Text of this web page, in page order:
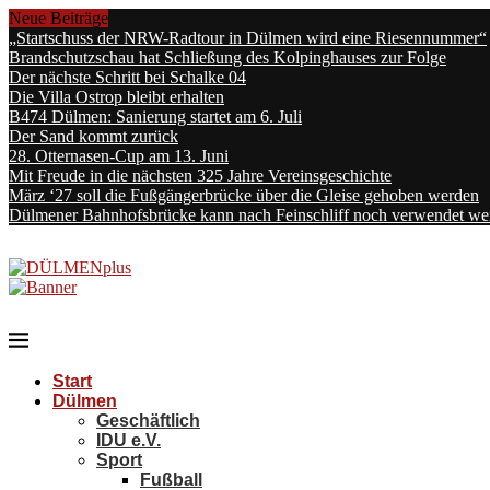
Neue Beiträge
„Startschuss der NRW-Radtour in Dülmen wird eine Riesennummer“
Brandschutzschau hat Schließung des Kolpinghauses zur Folge
Der nächste Schritt bei Schalke 04
Die Villa Ostrop bleibt erhalten
B474 Dülmen: Sanierung startet am 6. Juli
Der Sand kommt zurück
28. Otternasen-Cup am 13. Juni
Mit Freude in die nächsten 325 Jahre Vereinsgeschichte
März ‘27 soll die Fußgängerbrücke über die Gleise gehoben werden
Dülmener Bahnhofsbrücke kann nach Feinschliff noch verwendet
Start
Dülmen
Geschäftlich
IDU e.V.
Sport
Fußball